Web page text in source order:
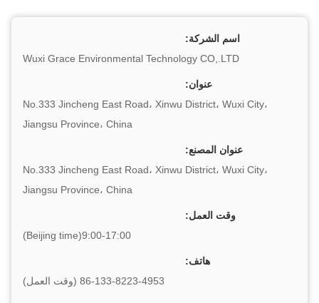
اسم الشركة:
Wuxi Grace Environmental Technology CO,.LTD
عنوان:
No.333 Jincheng East Road، Xinwu District، Wuxi City،
Jiangsu Province، China
عنوان المصنع:
No.333 Jincheng East Road، Xinwu District، Wuxi City،
Jiangsu Province، China
وقت العمل:
9:00-17:00(Beijing time)
هاتف:
86-133-8223-4953 (وقت العمل)